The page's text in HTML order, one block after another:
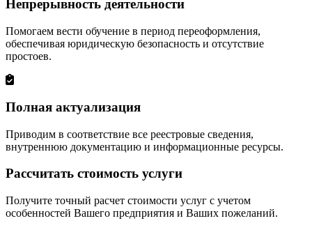
Непрерывность деятельности
Помогаем вести обучение в период переоформления,
обеспечивая юридическую безопасность и отсутствие
простоев.
Полная актуализация
Приводим в соответствие все реестровые сведения,
внутреннюю документацию и информационные ресурсы.
Рассчитать стоимость услуги
Получите точный расчет стоимости услуг с учетом
особенностей Вашего предприятия и Ваших пожеланий.